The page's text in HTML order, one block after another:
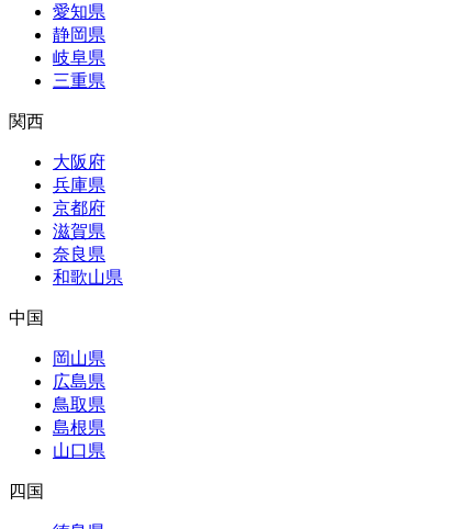
愛知県
静岡県
岐阜県
三重県
関西
大阪府
兵庫県
京都府
滋賀県
奈良県
和歌山県
中国
岡山県
広島県
鳥取県
島根県
山口県
四国